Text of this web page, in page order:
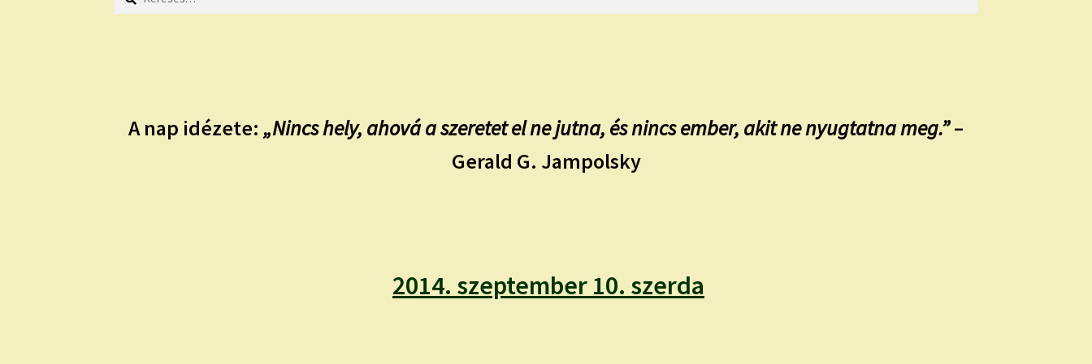
A nap idézete: „Nincs hely, ahová a szeretet el ne jutna, és nincs ember, akit ne nyugtatna meg.”–
Gerald G. Jampolsky
2014. szeptember 10. szerda